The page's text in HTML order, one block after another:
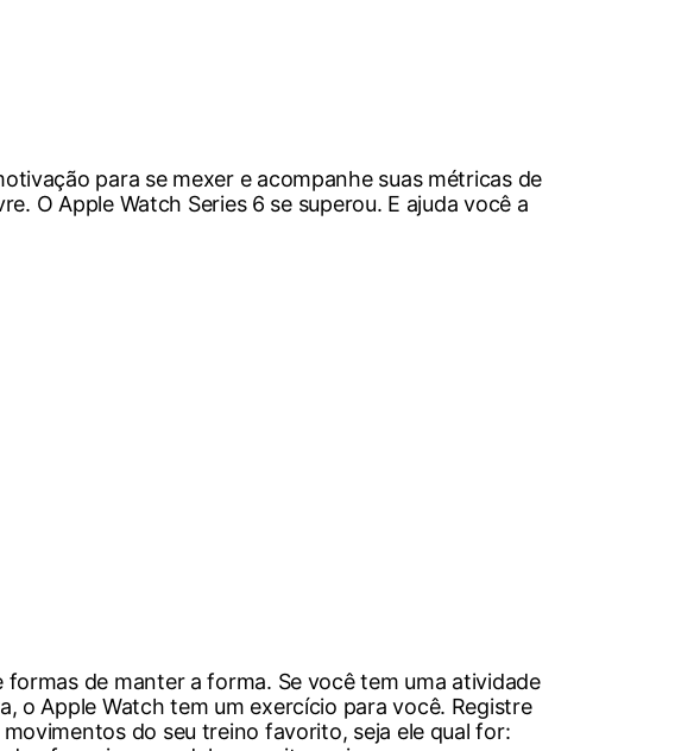
para se mexer e acompanhe suas métricas de
O Apple Watch Series 6 se superou. E ajuda você a
formas de manter a forma. Se você tem uma atividade
o Apple Watch tem um exercício para você. Registre
do seu treino favorito, seja ele qual for: